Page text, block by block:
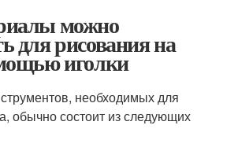
можно
для рисования на
иголки
необходимых для
обычно состоит из следующих